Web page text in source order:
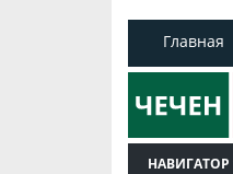
Главная
НАВИГАТОР